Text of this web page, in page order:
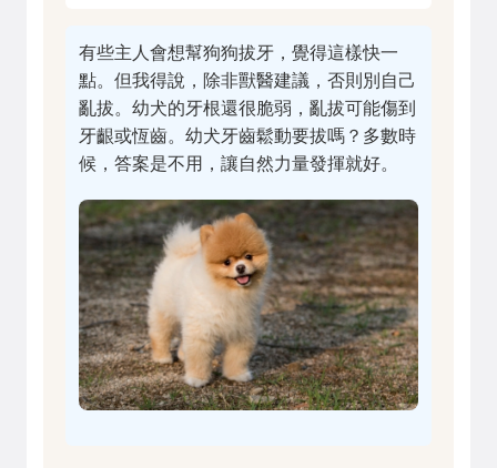
有些主人會想幫狗狗拔牙，覺得這樣快一
點。但我得說，除非獸醫建議，否則別自己
亂拔。幼犬的牙根還很脆弱，亂拔可能傷到
牙齦或恆齒。幼犬牙齒鬆動要拔嗎？多數時
候，答案是不用，讓自然力量發揮就好。